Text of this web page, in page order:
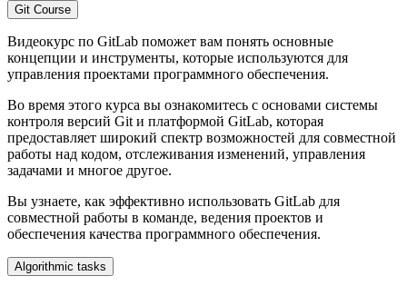
Git Course
Видеокурс по GitLab поможет вам понять основные
концепции и инструменты, которые используются для
управления проектами программного обеспечения.
Во время этого курса вы ознакомитесь с основами системы
контроля версий Git и платформой GitLab, которая
предоставляет широкий спектр возможностей для совместной
работы над кодом, отслеживания изменений, управления
задачами и многое другое.
Вы узнаете, как эффективно использовать GitLab для
совместной работы в команде, ведения проектов и
обеспечения качества программного обеспечения.
Algorithmic tasks